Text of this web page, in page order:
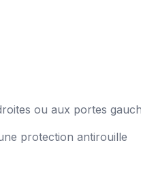
ou aux portes
protection antirouille